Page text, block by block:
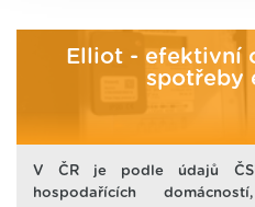
Elliot - efektivní
spotřeby
V ČR je podle údajů
hospodařících